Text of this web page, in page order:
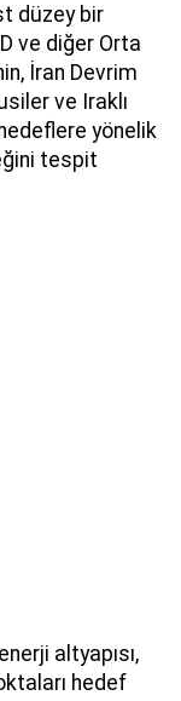
düzey bir
ve diğer Orta
İran Devrim
ve Iraklı
yönelik
tespit
altyapısı,
hedef